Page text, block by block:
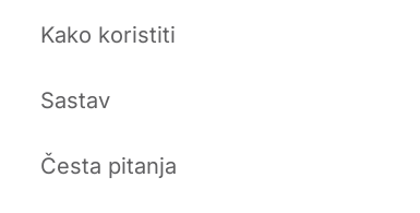
Kako koristiti
Sastav
Česta pitanja